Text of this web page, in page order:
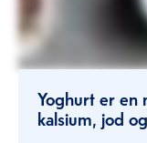
Yoghurt er en
kalsium, jod